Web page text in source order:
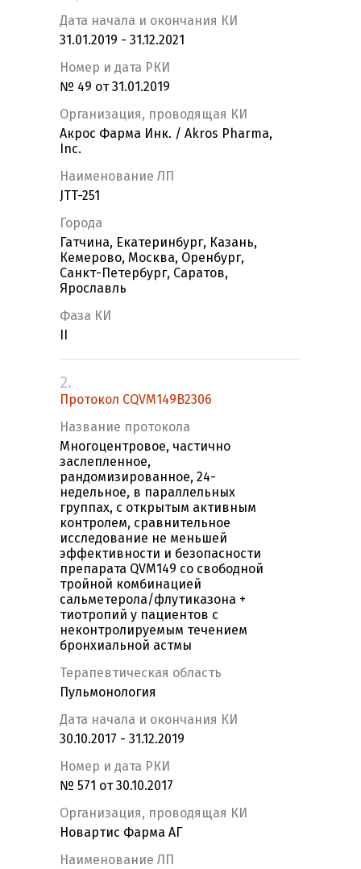
Дата начала и окончания КИ
31.01.2019 - 31.12.2021
Номер и дата РКИ
№ 49 от 31.01.2019
Организация, проводящая КИ
Акрос Фарма Инк. / Akros Pharma,
Inc.
Наименование ЛП
JTT-251
Города
Гатчина, Екатеринбург, Казань,
Кемерово, Москва, Оренбург,
Санкт-Петербург, Саратов,
Ярославль
Фаза КИ
2.
Протокол CQVM149B2306
Название протокола
Многоцентровое, частично
заслепленное,
рандомизированное, 24-
недельное, в параллельных
группах, с открытым активным
контролем, сравнительное
исследование не меньшей
эффективности и безопасности
препарата QVM149 со свободной
тройной комбинацией
сальметерола/флутиказона +
тиотропий у пациентов с
неконтролируемым течением
бронхиальной астмы
Терапевтическая область
Пульмонология
Дата начала и окончания КИ
30.10.2017 - 31.12.2019
Номер и дата РКИ
№ 571 от 30.10.2017
Организация, проводящая КИ
Новартис Фарма АГ
Наименование ЛП